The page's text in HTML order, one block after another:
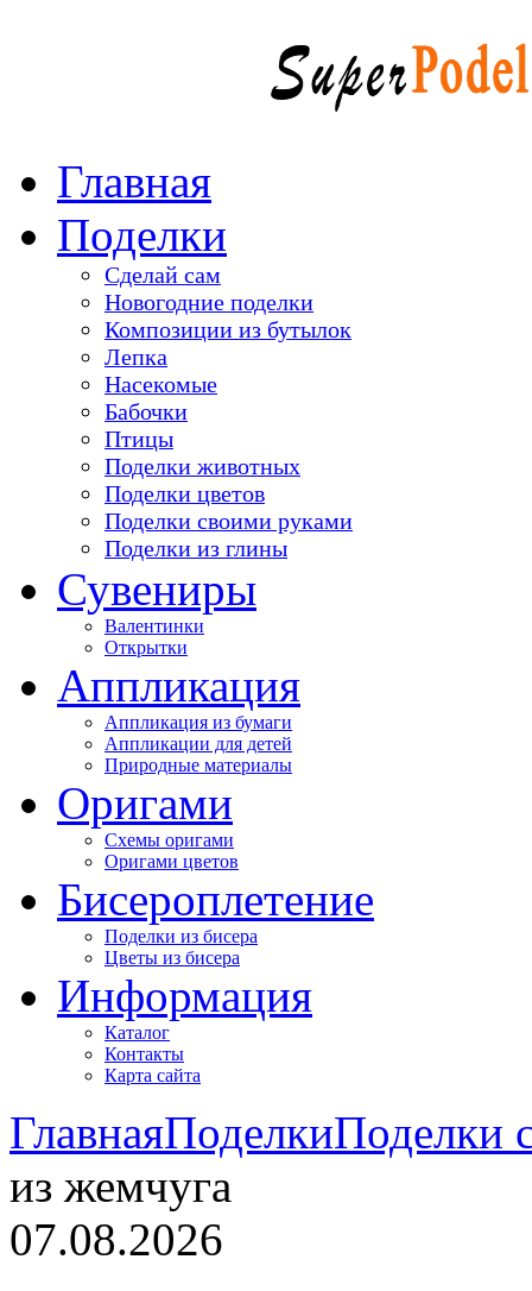
Главная
Поделки
Сделай сам
Новогодние поделки
Композиции из бутылок
Лепка
Насекомые
Бабочки
Птицы
Поделки животных
Поделки цветов
Поделки своими руками
Поделки из глины
Сувениры
Валентинки
Открытки
Аппликация
Аппликация из бумаги
Аппликации для детей
Природные материалы
Оригами
Схемы оригами
Оригами цветов
Бисероплетение
Поделки из бисера
Цветы из бисера
Информация
Каталог
Контакты
Карта сайта
ГлавнаяПоделкиПоделки
из жемчуга
07.08.2026